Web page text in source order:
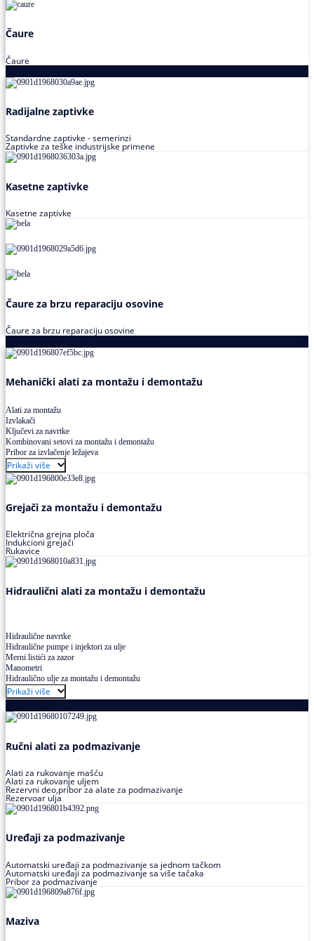
Čaure
Čaure
Radijalne zaptivke
Standardne zaptivke - semerinzi
Zaptivke za teške industrijske primene
Kasetne zaptivke
Kasetne zaptivke
Čaure za brzu reparaciju osovine
Čaure za brzu reparaciju osovine
Mehanički alati za montažu i demontažu
Alati za montažu
Izvlakači
Ključevi za navrtke
Kombinovani setovi za montažu i demontažu
Pribor za izvlačenje ležajeva
Prikaži više
Grejači za montažu i demontažu
Električna grejna ploča
Indukcioni grejači
Rukavice
Hidraulični alati za montažu i demontažu
Hidraulične navrtke
Hidraulične pumpe i injektori za ulje
Merni listići za zazor
Manometri
Hidraulično ulje za montažu i demontažu
Prikaži više
Ručni alati za podmazivanje
Alati za rukovanje mašću
Alati za rukovanje uljem
Rezervni deo,pribor za alate za podmazivanje
Rezervoar ulja
Uređaji za podmazivanje
Automatski uređaji za podmazivanje sa jednom tačkom
Automatski uređaji za podmazivanje sa više tačaka
Pribor za podmazivanje
Maziva